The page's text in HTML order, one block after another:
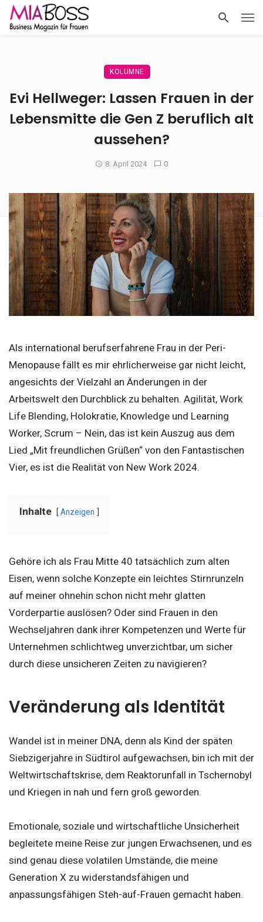
KOLUMNE
Evi Hellweger: Lassen Frauen in der
Lebensmitte die Gen Z beruflich alt
aussehen?
8. April 2024 0
Als international berufserfahrene Frau in der Peri-
Menopause fällt es mir ehrlicherweise gar nicht leicht,
angesichts der Vielzahl an Änderungen in der
Arbeitswelt den Durchblick zu behalten. Agilität, Work
Life Blending, Holokratie, Knowledge und Learning
Worker, Scrum – Nein, das ist kein Auszug aus dem
Lied „Mit freundlichen Grüßen“ von den Fantastischen
Vier, es ist die Realität von New Work 2024.
Inhalte Anzeigen
Gehöre ich als Frau Mitte 40 tatsächlich zum alten
Eisen, wenn solche Konzepte ein leichtes Stirnrunzeln
auf meiner ohnehin schon nicht mehr glatten
Vorderpartie auslösen? Oder sind Frauen in den
Wechseljahren dank ihrer Kompetenzen und Werte für
Unternehmen schlichtweg unverzichtbar, um sicher
durch diese unsicheren Zeiten zu navigieren?
Veränderung als Identität
Wandel ist in meiner DNA, denn als Kind der späten
Siebzigerjahre in Südtirol aufgewachsen, bin ich mit der
Weltwirtschaftskrise, dem Reaktorunfall in Tschernobyl
und Kriegen in nah und fern groß geworden.
Emotionale, soziale und wirtschaftliche Unsicherheit
begleitete meine Reise zur jungen Erwachsenen, und es
sind genau diese volatilen Umstände, die meine
Generation X zu widerstandsfähigen und
anpassungsfähigen Steh-auf-Frauen gemacht haben.